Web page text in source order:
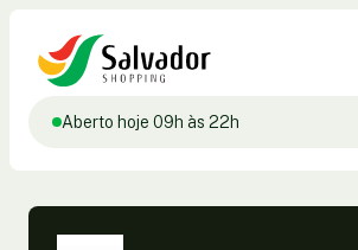
Aberto hoje 09h às 22h